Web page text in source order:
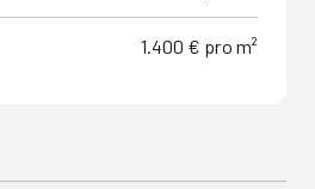
1.400 € pro m²